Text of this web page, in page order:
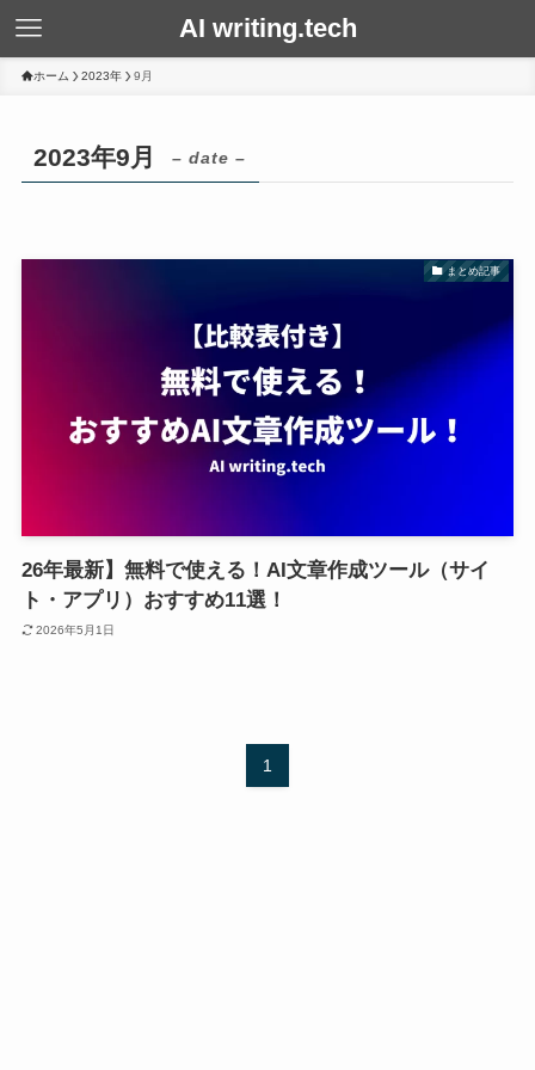
AI writing.tech
ホーム 2023年 9月
2023年9月 – date –
まとめ記事
26年最新】無料で使える！AI文章作成ツール（サイ
ト・アプリ）おすすめ11選！
2026年5月1日
1